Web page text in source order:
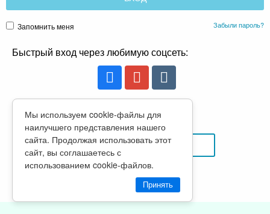
Запомнить меня Забыли пароль?
Быстрый вход через любимую соцсеть:
или
РЕГИСТРАЦИЯ
Политика конфиденциальности
Мы используем cookie-файлы для
наилучшего представления нашего
сайта. Продолжая использовать этот
сайт, вы соглашаетесь с
использованием cookie-файлов.
Принять